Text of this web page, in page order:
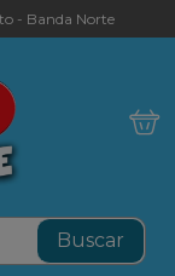
- Banda Norte